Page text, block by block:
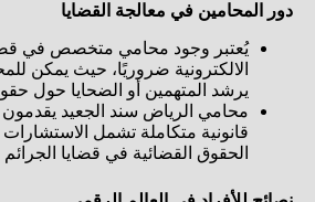
دور المحامين في معالجة القضايا
يُعتبر وجود محامي متخصص في
الالكترونية ضروريًا، حيث يمكن
يرشد المتهمين أو الضحايا حول
محامي الرياض سند الجعيد
قانونية متكاملة تشمل
الحقوق القضائية في قضايا الجرائم